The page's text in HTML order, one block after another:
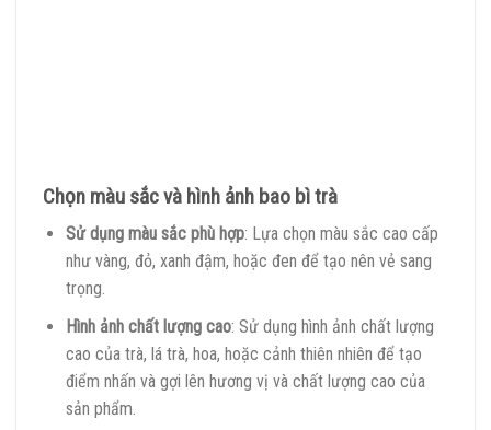
Chọn màu sắc và hình ảnh bao bì trà
Sử dụng màu sắc phù hợp: Lựa chọn màu sắc cao cấp
như vàng, đỏ, xanh đậm, hoặc đen để tạo nên vẻ sang
trọng.
Hình ảnh chất lượng cao: Sử dụng hình ảnh chất lượng
cao của trà, lá trà, hoa, hoặc cảnh thiên nhiên để tạo
điểm nhấn và gợi lên hương vị và chất lượng cao của
sản phẩm.